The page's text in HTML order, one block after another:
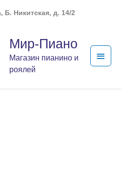
Б. Никитская, д. 14/2
Мир-Пиано
Магазин пианино и
роялей
меню